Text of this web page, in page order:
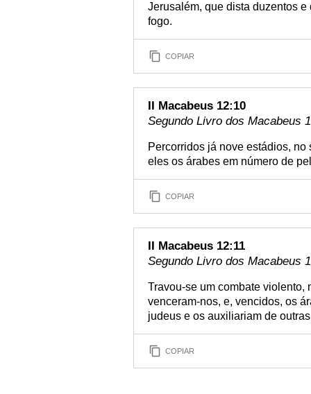
Jerusalém, que dista duzentos
fogo.
COPIAR
II Macabeus 12:10
Segundo Livro dos Macabeus
Percorridos já nove estádios,
eles os árabes em número de
COPIAR
II Macabeus 12:11
Segundo Livro dos Macabeus
Travou-se um combate violento,
venceram-nos, e, vencidos, os
judeus e os auxiliariam de
COPIAR